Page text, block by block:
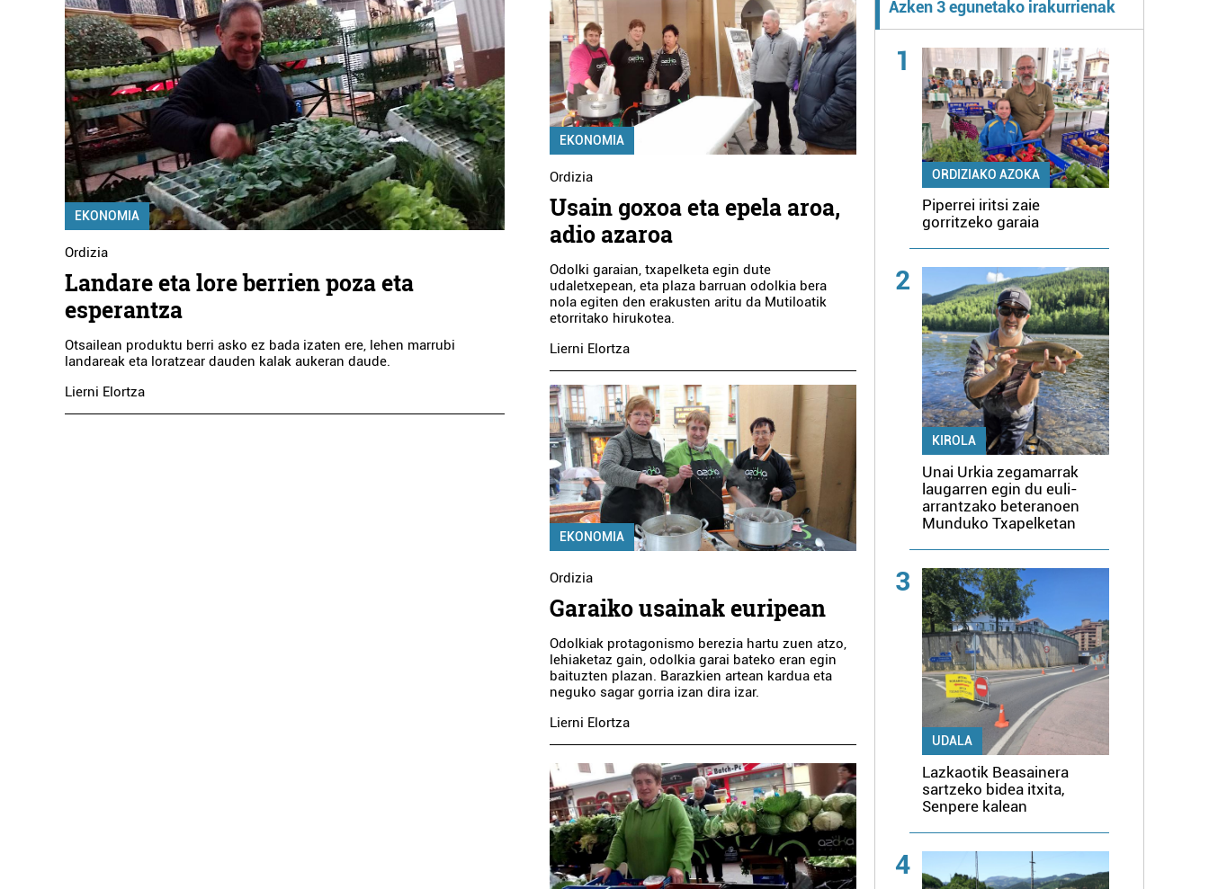
EKONOMIA
Ordizia
Landare eta lore berrien poza eta
esperantza
Otsailean produktu berri asko ez bada izaten ere, lehen marrubi
landareak eta loratzear dauden kalak aukeran daude.
Lierni Elortza
EKONOMIA
Ordizia
Usain goxoa eta epela aroa,
adio azaroa
Odolki garaian, txapelketa egin dute
udaletxepean, eta plaza barruan odolkia bera
nola egiten den erakusten aritu da Mutiloatik
etorritako hirukotea.
Lierni Elortza
EKONOMIA
Ordizia
Garaiko usainak euripean
Odolkiak protagonismo berezia hartu zuen atzo,
lehiaketaz gain, odolkia garai bateko eran egin
baituzten plazan. Barazkien artean kardua eta
neguko sagar gorria izan dira izar.
Lierni Elortza
Azken 3 egunetako irakurrienak
1
ORDIZIAKO AZOKA
Piperrei iritsi zaie
gorritzeko garaia
2
KIROLA
Unai Urkia zegamarrak
laugarren egin du euli-
arrantzako beteranoen
Munduko Txapelketan
3
UDALA
Lazkaotik Beasainera
sartzeko bidea itxita,
Senpere kalean
4